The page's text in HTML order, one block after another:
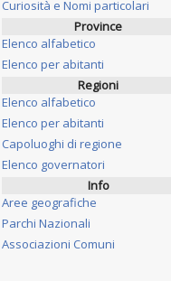
Curiosità e Nomi particolari
Province
Elenco alfabetico
Elenco per abitanti
Regioni
Elenco alfabetico
Elenco per abitanti
Capoluoghi di regione
Elenco governatori
Info
Aree geografiche
Parchi Nazionali
Associazioni Comuni